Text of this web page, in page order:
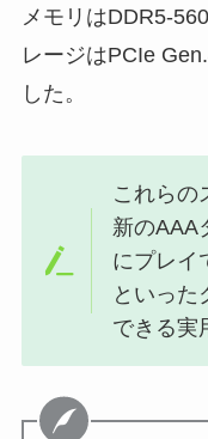
メモリはDDR5-
レージはPCIe
した。
これらの
新のAAA
にプレイ
といった
できる実